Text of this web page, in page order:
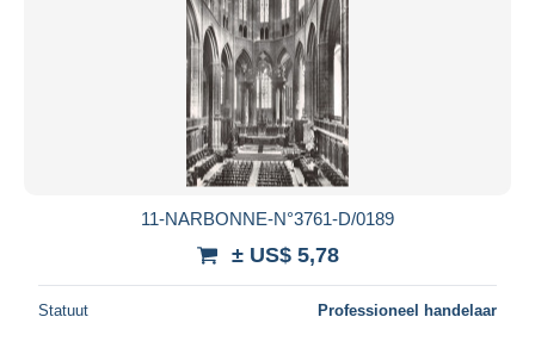
11-NARBONNE-N°3761-D/0189
± US$ 5,78
Statuut Professioneel handelaar